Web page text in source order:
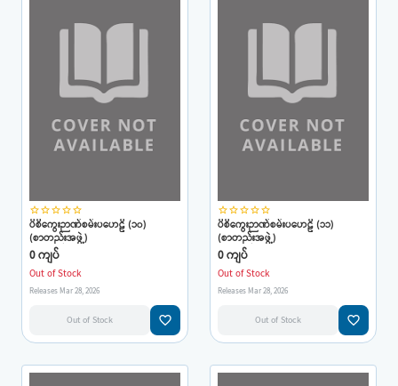
star_borderstar_borderstar_borderstar_borderstar_border
ပိစိကွေးဉာဏ်စမ်းပဟေဠိ (၁၀)
(စာတည်းအဖွဲ့)
0 ကျပ်
Out of Stock
Releases Mar 28, 2026
Out of Stock favorite_border
star_borderstar_borderstar_borderstar_borderstar_border
ပိစိကွေးဉာဏ်စမ်းပဟေဠိ (၁၁)
(စာတည်းအဖွဲ့)
0 ကျပ်
Out of Stock
Releases Mar 28, 2026
Out of Stock favorite_border